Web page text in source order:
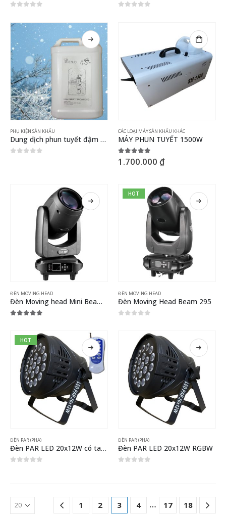
PHỤ KIỆN SÂN KHẤU
Dung dịch phun tuyết đậm đặc can 5 lít
CÁC LOẠI MÁY SÂN KHẤU KHÁC
MÁY PHUN TUYẾT 1500W
5.00out of 5
1.700.000 ₫
ĐÈN MOVING HEAD
Đèn Moving head Mini Beam 295
HOT
ĐÈN MOVING HEAD
Đèn Moving Head Beam 295
HOT
ĐÈN PAR (PHA)
Đèn PAR LED 20x12W có tay điều khiển từ xa
ĐÈN PAR (PHA)
Đèn PAR LED 20x12W RGBW
1 2 3 4 … 17 18